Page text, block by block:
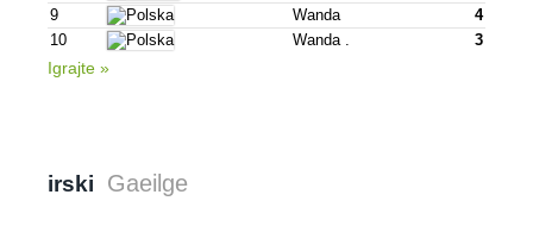
9
Wanda
4
10
Wanda . 3
Igrajte »
irski Gaeilge